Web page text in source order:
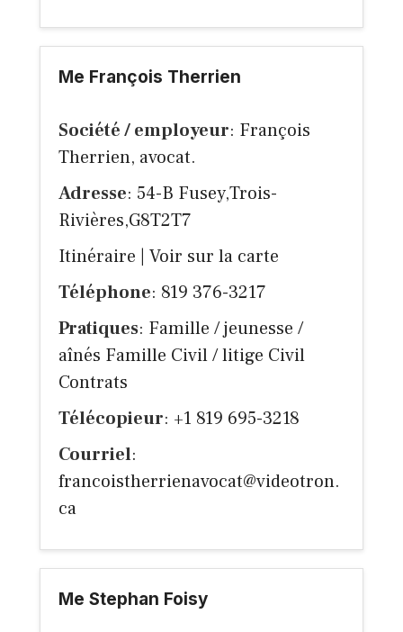
Me François Therrien
Société / employeur: François
Therrien, avocat.
Adresse: 54-B Fusey,Trois-
Rivières,G8T2T7
Itinéraire
Voir sur la carte
Téléphone: 819 376-3217
Pratiques: Famille / jeunesse /
aînés Famille Civil / litige Civil
Contrats
Télécopieur: +1 819 695-3218
Courriel:
francoistherrienavocat@videotron.
ca
Me Stephan Foisy